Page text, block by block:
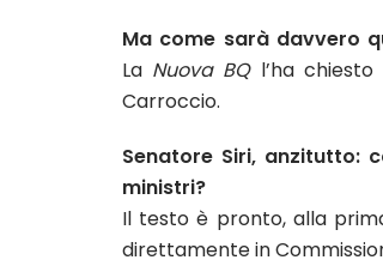
Ma come sarà davvero
La Nuova BQl’ha chiesto
Carroccio.
Senatore Siri, anzitutto:
ministri?
Il testo è pronto, alla
direttamente in